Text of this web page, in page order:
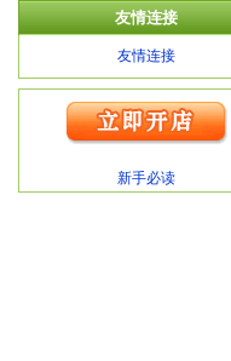
友情连接
友情连接
新手必读